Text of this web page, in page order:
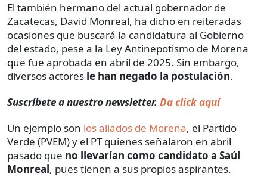
El también hermano del actual gobernador de
Zacatecas, David Monreal, ha dicho en reiteradas
ocasiones que buscará la candidatura al Gobierno
del estado, pese a la Ley Antinepotismo de Morena
que fue aprobada en abril de 2025. Sin embargo,
diversos actores le han negado la postulación.
Suscríbete a nuestro newsletter. Da click aquí
Un ejemplo son los aliados de Morena, el Partido
Verde (PVEM) y el PT quienes señalaron en abril
pasado que no llevarían como candidato a Saúl
Monreal, pues tienen a sus propios aspirantes.